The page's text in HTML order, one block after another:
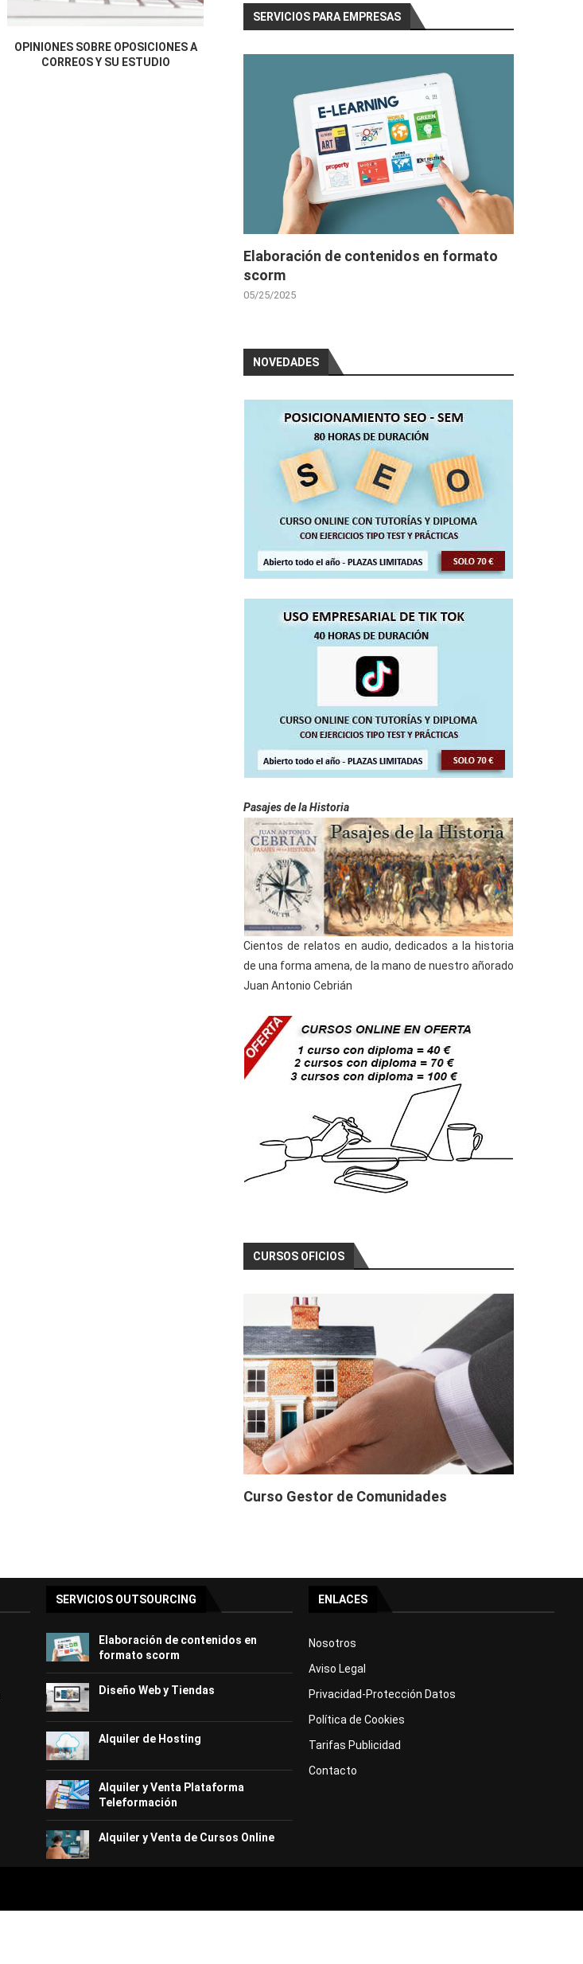
OPINIONES SOBRE OPOSICIONES A
CORREOS Y SU ESTUDIO
SERVICIOS PARA EMPRESAS
Elaboración de contenidos en formato
scorm
05/25/2025
NOVEDADES
Pasajes de la Historia
Cientos de relatos en audio, dedicados a la historia
de una forma amena, de la mano de nuestro añorado
Juan Antonio Cebrián
CURSOS OFICIOS
Curso Gestor de Comunidades
SERVICIOS OUTSOURCING
Elaboración de contenidos en
formato scorm
Diseño Web y Tiendas
Alquiler de Hosting
Alquiler y Venta Plataforma
Teleformación
Alquiler y Venta de Cursos Online
ENLACES
Nosotros
Aviso Legal
Privacidad-Protección Datos
Política de Cookies
Tarifas Publicidad
Contacto